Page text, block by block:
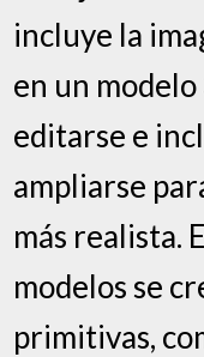
incluye la
en un
editarse e
ampliarse
más realista.
modelos se
primitivas,